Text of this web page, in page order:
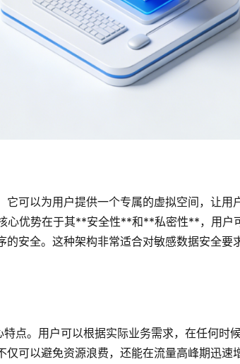
可以为用户提供一个专属的虚拟空间，让用
心优势在于其**安全性**和**私密性**，用户
安全。这种架构非常适合对敏感数据安全要
点。用户可以根据实际业务需求，在任何时
可以避免资源浪费，还能在流量高峰期迅速